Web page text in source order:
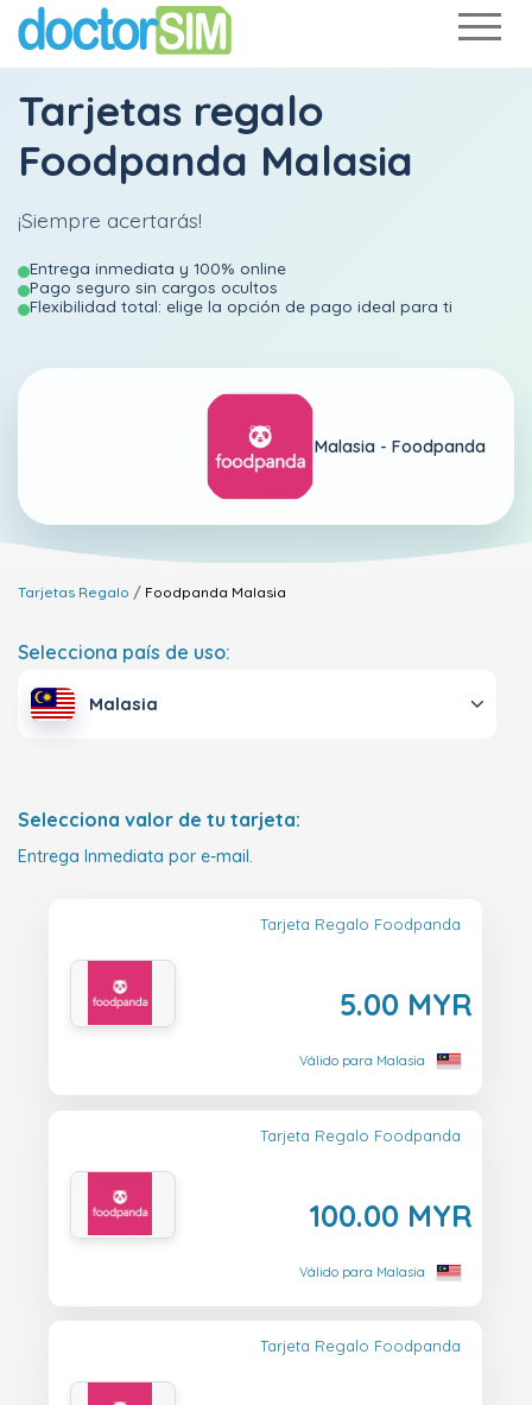
Tarjetas regalo
Foodpanda Malasia
¡Siempre acertarás!
Entrega inmediata y 100% online
Pago seguro sin cargos ocultos
Flexibilidad total: elige la opción de pago ideal para ti
Malasia - Foodpanda
Tarjetas Regalo Foodpanda Malasia
Selecciona país de uso:
Malasia
Selecciona valor de tu tarjeta:
Entrega Inmediata por e-mail.
Tarjeta Regalo Foodpanda
5.00 MYR
Válido para Malasia
Tarjeta Regalo Foodpanda
100.00 MYR
Válido para Malasia
Tarjeta Regalo Foodpanda